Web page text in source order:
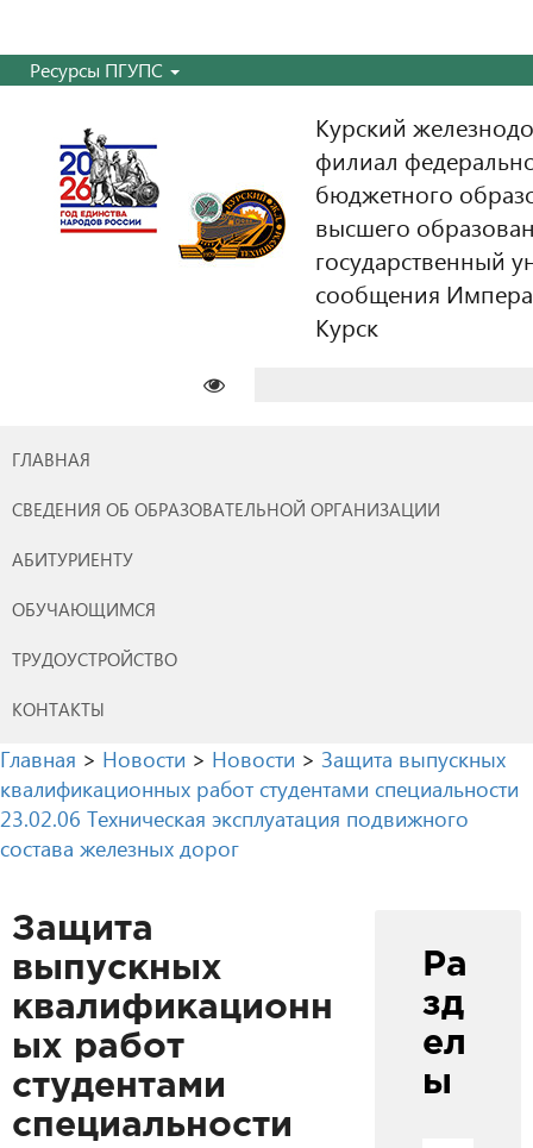
Ресурсы ПГУПС
Курский
филиал
бюджетного
высшего
государственный
сообщения
Курск
ГЛАВНАЯ
СВЕДЕНИЯ ОБ ОБРАЗОВАТЕЛЬНОЙ ОРГАНИЗАЦИИ
АБИТУРИЕНТУ
ОБУЧАЮЩИМСЯ
ТРУДОУСТРОЙСТВО
КОНТАКТЫ
Главная > Новости > Новости > Защита выпускных
квалификационных работ студентами специальности
23.02.06 Техническая эксплуатация подвижного
состава железных дорог
Защита
выпускных
квалификационн
ых работ
студентами
специальности
Ра
зд
ел
ы